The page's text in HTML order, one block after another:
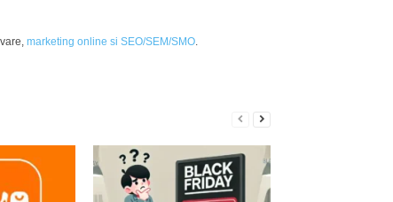
marketing online si SEO/SEM/SMO.